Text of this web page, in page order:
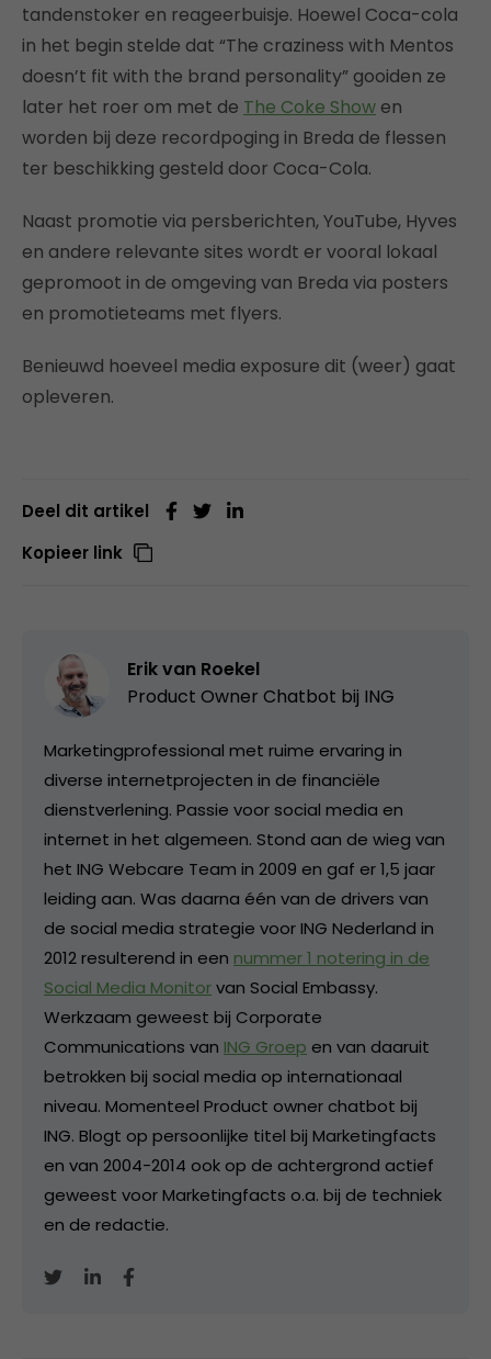
tandenstoker en reageerbuisje. Hoewel Coca-cola
in het begin stelde dat “The craziness with Mentos
doesn’t fit with the brand personality” gooiden ze
later het roer om met de The Coke Show en
worden bij deze recordpoging in Breda de flessen
ter beschikking gesteld door Coca-Cola.
Naast promotie via persberichten, YouTube, Hyves
en andere relevante sites wordt er vooral lokaal
gepromoot in de omgeving van Breda via posters
en promotieteams met flyers.
Benieuwd hoeveel media exposure dit (weer) gaat
opleveren.
Deel dit artikel
Kopieer link
Erik van Roekel
Product Owner Chatbot bij ING
Marketingprofessional met ruime ervaring in
diverse internetprojecten in de financiële
dienstverlening. Passie voor social media en
internet in het algemeen. Stond aan de wieg van
het ING Webcare Team in 2009 en gaf er 1,5 jaar
leiding aan. Was daarna één van de drivers van
de social media strategie voor ING Nederland in
2012 resulterend in een nummer 1 notering in de
Social Media Monitorvan Social Embassy.
Werkzaam geweest bij Corporate
Communications van ING Groep en van daaruit
betrokken bij social media op internationaal
niveau. Momenteel Product owner chatbot bij
ING. Blogt op persoonlijke titel bij Marketingfacts
en van 2004-2014 ook op de achtergrond actief
geweest voor Marketingfacts o.a. bij de techniek
en de redactie.